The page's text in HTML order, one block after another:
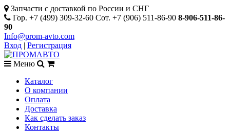
Запчасти с доставкой по России и СНГ
Гор. +7 (499) 309-32-60 Сот. +7 (906) 511-86-90 8-906-511-86-
90
Info@prom-avto.com
Вход | Регистрация
Меню
Каталог
О компании
Оплата
Доставка
Как сделать заказ
Контакты